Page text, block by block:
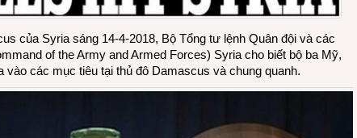
của Syria sáng 14-4-2018, Bộ Tổng tư lệnh Quân đội và các
of the Army and Armed Forces) Syria cho biết bộ ba Mỹ,
vào các mục tiêu tại thủ đô Damascus và chung quanh.